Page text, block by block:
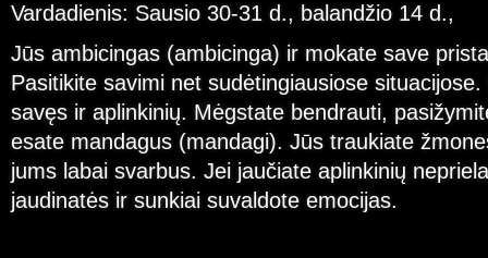
Vardadienis: Sausio 30-31 d., balandžio 14 d.,
Jūs ambicingas (ambicinga) ir mokate save
Pasitikite savimi net sudėtingiausiose
savęs ir aplinkinių. Mėgstate bendrauti,
esate mandagus (mandagi). Jūs traukiate
jums labai svarbus. Jei jaučiate aplinkinių
jaudinatės ir sunkiai suvaldote emocijas.